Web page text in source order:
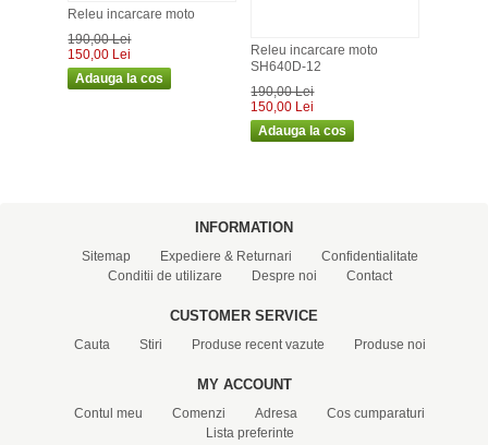
Releu incarcare moto
190,00 Lei
150,00 Lei
Releu incarcare moto
SH640D-12
190,00 Lei
150,00 Lei
INFORMATION
Sitemap Expediere & Returnari
Confidentialitate
Conditii de utilizare
Despre noi Contact
CUSTOMER SERVICE
Cauta Stiri Produse recent vazute Produse noi
MY ACCOUNT
Contul meu Comenzi Adresa
Cos cumparaturi
Lista preferinte